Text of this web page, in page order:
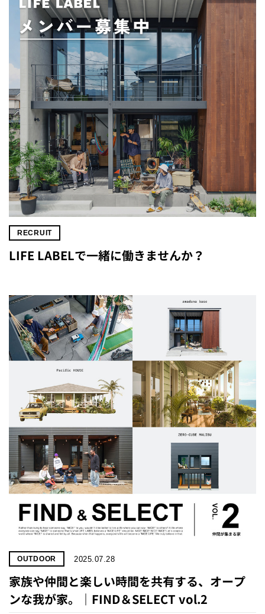
RECRUIT
LIFE LABELで一緒に働きませんか？
OUTDOOR 2025.07.28
家族や仲間と楽しい時間を共有する、オープ
ンな我が家。｜FIND＆SELECT vol.2